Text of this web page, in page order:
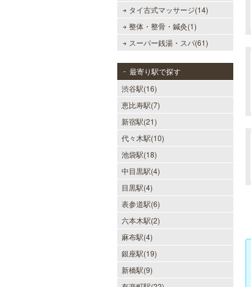
タイ古式マッサージ(14)
整体・整骨・鍼灸(1)
スーパー銭湯・スパ(61)
最寄り駅で探す
渋谷駅(16)
恵比寿駅(7)
新宿駅(21)
代々木駅(10)
池袋駅(18)
中目黒駅(4)
目黒駅(4)
表参道駅(6)
六本木駅(2)
麻布駅(4)
銀座駅(19)
新橋駅(9)